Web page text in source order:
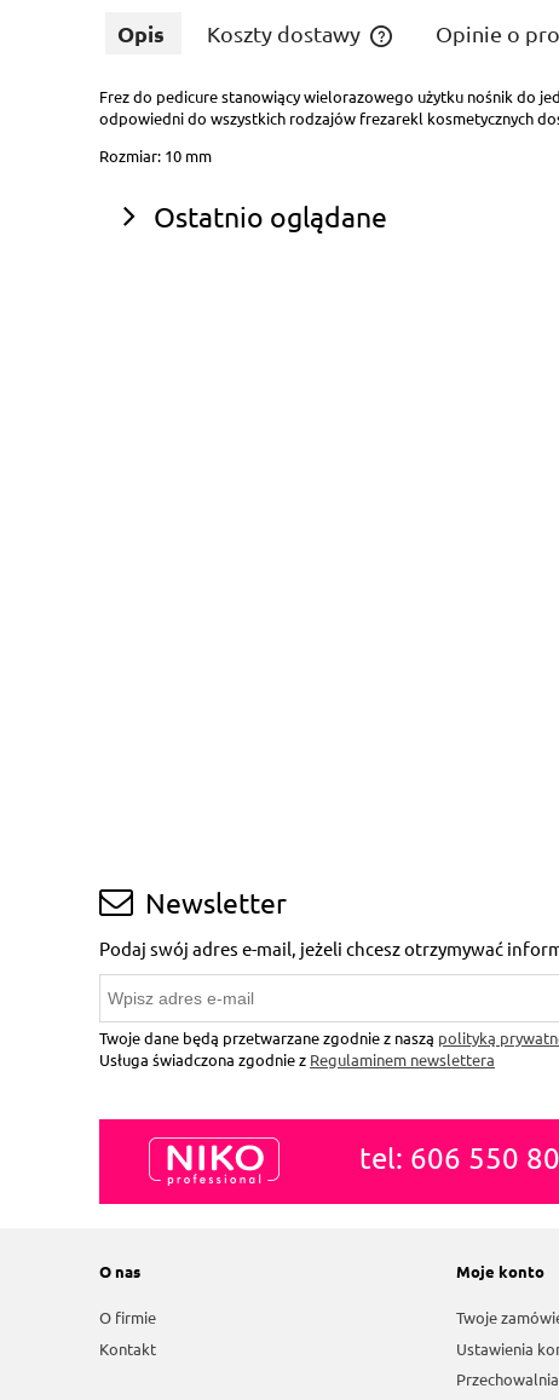
Opis Koszty dostawy
Cena nie zawiera
płatności
Opinie o
Frez do pedicure stanowiący wielorazowego użytku nośnik do
odpowiedni do wszystkich rodzajów frezarekl kosmetycznych
Rozmiar: 10 mm
Ostatnio oglądane
Newsletter
Podaj swój adres e-mail, jeżeli chcesz otrzymywać
Twoje dane będą przetwarzane zgodnie z naszą polityką
Usługa świadczona zgodnie z Regulaminem newslettera
tel: 606 550
O nas
O firmie
Kontakt
Moje konto
Twoje
Ustawienia
Przechowalnia